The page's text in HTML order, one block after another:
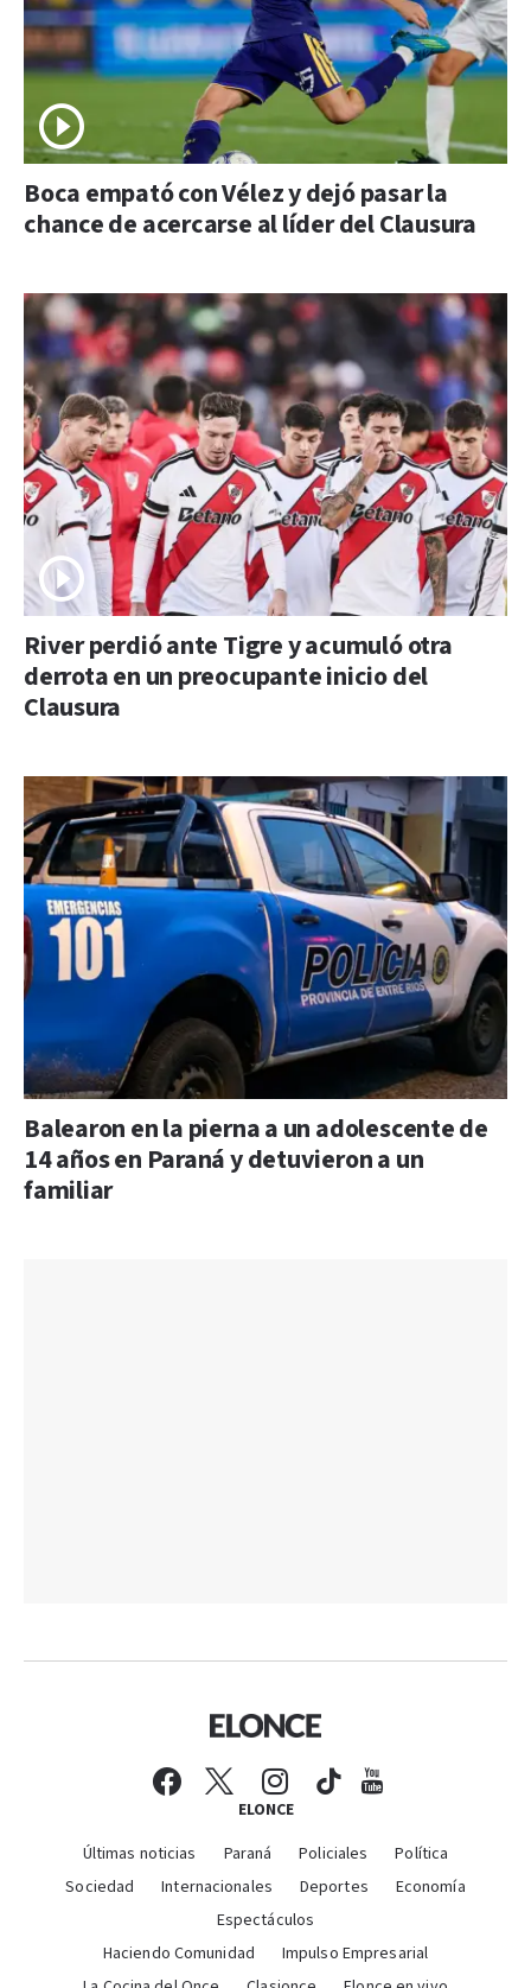
Boca empató con Vélez y dejó pasar la
chance de acercarse al líder del Clausura
River perdió ante Tigre y acumuló otra
derrota en un preocupante inicio del
Clausura
Balearon en la pierna a un adolescente de
14 años en Paraná y detuvieron a un
familiar
ELONCE
Últimas noticias Paraná Policiales
Política
Sociedad
Internacionales Deportes
Economía
Espectáculos
Haciendo Comunidad
Impulso Empresarial